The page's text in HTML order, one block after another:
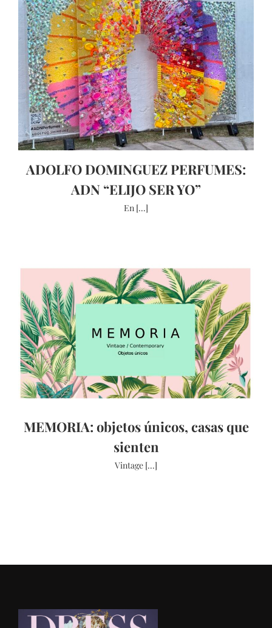
ADOLFO DOMINGUEZ PERFUMES:
ADN “ELIJO SER YO”
En [...]
MEMORIA: objetos únicos, casas que
sienten
Vintage [...]